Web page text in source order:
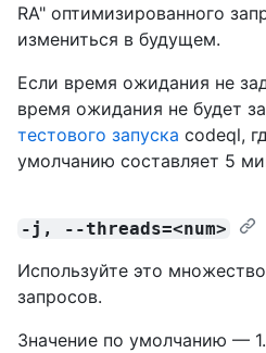
RA" оптимизированного
измениться в будущем.
Если время ожидания не
время ожидания не будет
тестового запуска codeql,
умолчанию составляет 5
-j, --threads=<num>
Используйте это
запросов.
Значение по умолчанию —